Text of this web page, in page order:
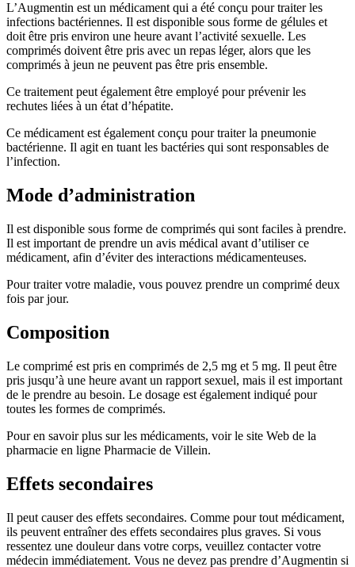
L’Augmentin est un médicament qui a été conçu pour traiter les
infections bactériennes. Il est disponible sous forme de gélules et
doit être pris environ une heure avant l’activité sexuelle. Les
comprimés doivent être pris avec un repas léger, alors que les
comprimés à jeun ne peuvent pas être pris ensemble.
Ce traitement peut également être employé pour prévenir les
rechutes liées à un état d’hépatite.
Ce médicament est également conçu pour traiter la pneumonie
bactérienne. Il agit en tuant les bactéries qui sont responsables de
l’infection.
Mode d’administration
Il est disponible sous forme de comprimés qui sont faciles à prendre.
Il est important de prendre un avis médical avant d’utiliser ce
médicament, afin d’éviter des interactions médicamenteuses.
Pour traiter votre maladie, vous pouvez prendre un comprimé deux
fois par jour.
Composition
Le comprimé est pris en comprimés de 2,5 mg et 5 mg. Il peut être
pris jusqu’à une heure avant un rapport sexuel, mais il est important
de le prendre au besoin. Le dosage est également indiqué pour
toutes les formes de comprimés.
Pour en savoir plus sur les médicaments, voir le site Web de la
pharmacie en ligne Pharmacie de Villein.
Effets secondaires
Il peut causer des effets secondaires. Comme pour tout médicament,
ils peuvent entraîner des effets secondaires plus graves. Si vous
ressentez une douleur dans votre corps, veuillez contacter votre
médecin immédiatement. Vous ne devez pas prendre d’Augmentin si